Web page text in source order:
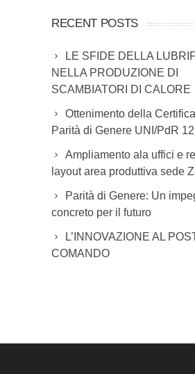
RECENT POSTS
LE SFIDE DELLA
NELLA PRODUZIONE DI
SCAMBIATORI DI CALORE
Ottenimento della
Parità di Genere UNI/PdR
Ampliamento ala uffici e
layout area produttiva sede
Parità di Genere: Un
concreto per il futuro
L’INNOVAZIONE AL
COMANDO